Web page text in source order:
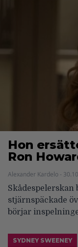
Hon
Ron
Alexander Kardelo -
Skådespelerskan
stjärnspäckade
börjar
SYDNEY SWEENEY